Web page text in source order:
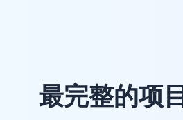
最完整的项